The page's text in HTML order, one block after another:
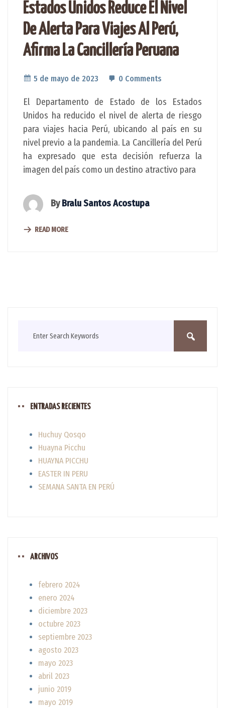
Estados Unidos Reduce El Nivel
De Alerta Para Viajes Al Perú,
Afirma La Cancillería Peruana
5 de mayo de 2023 0 Comments
El Departamento de Estado de los Estados
Unidos ha reducido el nivel de alerta de riesgo
para viajes hacia Perú, ubicando al país en su
nivel previo a la pandemia. La Cancillería del Perú
ha expresado que esta decisión refuerza la
imagen del país como un destino atractivo para
ByBralu Santos Acostupa
READ MORE
ENTRADAS RECIENTES
Huchuy Qosqo
Huayna Picchu
HUAYNA PICCHU
EASTER IN PERU
SEMANA SANTA EN PERÚ
ARCHIVOS
febrero 2024
enero 2024
diciembre 2023
octubre 2023
septiembre 2023
agosto 2023
mayo 2023
abril 2023
junio 2019
mayo 2019